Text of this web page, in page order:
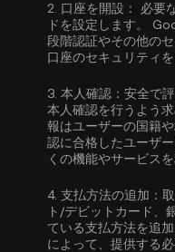
2. 口座を開設： 必要
ドを設定します。
段階認証やその他の
口座のセキュリティ
3. 本人確認： 安全で
本人確認を行うよう
報はユーザーの国籍
認に合格したユーザ
くの機能やサービス
4. 支払方法の追加：
ト/デビットカード、
ている支払方法を追
によって、提供する